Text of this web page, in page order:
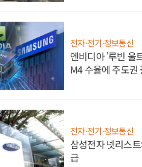
전자·전기·정보통신
엔비디아 '루빈 울
M4 수율에 주도권
전자·전기·정보통신
삼성전자 넷리스
급